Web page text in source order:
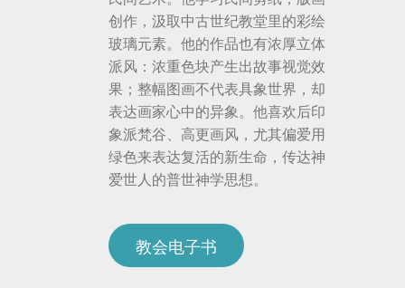
创作，汲取中古世纪教堂里的彩绘
玻璃元素。他的作品也有浓厚立体
派风：浓重色块产生出故事视觉效
果；整幅图画不代表具象世界，却
表达画家心中的异象。他喜欢后印
象派梵谷、高更画风，尤其偏爱用
绿色来表达复活的新生命，传达神
爱世人的普世神学思想。
教会电子书